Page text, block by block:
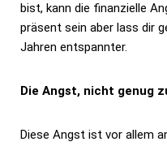
bist, kann die finanzielle
präsent sein aber lass dir
Jahren entspannter.
Die Angst, nicht genug
Diese Angst ist vor allem